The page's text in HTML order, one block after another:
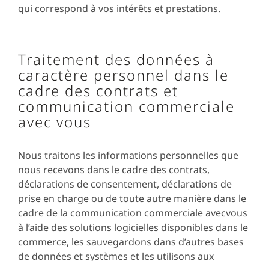
qui correspond à vos intérêts et prestations.
Traitement des données à
caractère personnel dans le
cadre des contrats et
communication commerciale
avec vous
Nous traitons les informations personnelles que
nous recevons dans le cadre des contrats,
déclarations de consentement, déclarations de
prise en charge ou de toute autre manière dans le
cadre de la communication commerciale avecvous
à l’aide des solutions logicielles disponibles dans le
commerce, les sauvegardons dans d’autres bases
de données et systèmes et les utilisons aux